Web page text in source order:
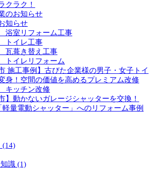
クラク！
のお知らせ
知らせ
室リフォーム工事
トイレ工事
瓦葺き替え工事
イレリフォーム
施工事例】古びた企業様の男子・女子トイ
身！空間の価値を高めるプレミアム改修
キッチン改修
】動かないガレージシャッターを交換！
量電動シャッター」へのリフォーム事例
(14)
識 (1)